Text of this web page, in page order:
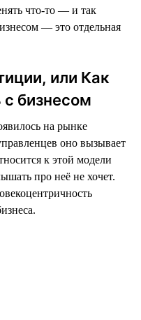
что-то — и так
— это отдельная
или Как
с бизнесом
на рынке
оно вызывает
к этой модели
про неё не хочет.